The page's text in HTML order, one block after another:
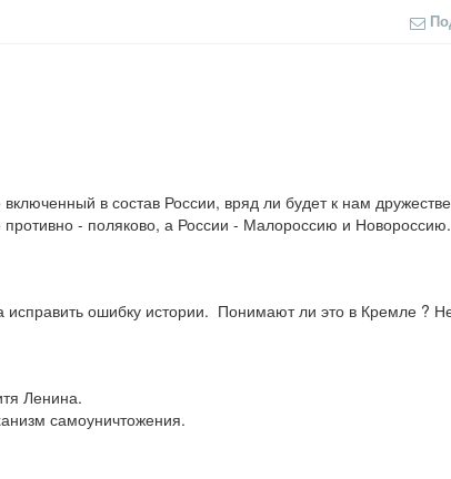
в состав России, вряд ли будет к нам
- поляково, а России - Малороссию и Новороссию.
ошибку истории.  Понимают ли это в Кремле ?
Ленина.
самоуничтожения.